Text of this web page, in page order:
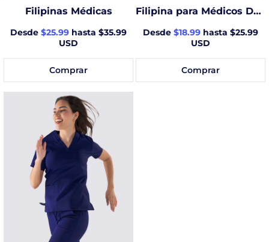
Filipinas Médicas
Desde $25.99 hasta $35.99
USD
Comprar
Filipina para Médicos Dama
Desde $18.99 hasta $25.99
USD
Comprar